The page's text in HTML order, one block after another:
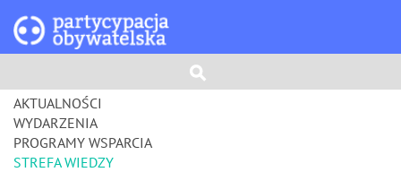
AKTUALNOŚCI
WYDARZENIA
PROGRAMY WSPARCIA
STREFA WIEDZY